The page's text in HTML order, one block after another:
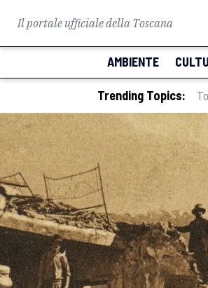
Il portale ufficiale della Toscana
AMBIENTE
Trending Topics: